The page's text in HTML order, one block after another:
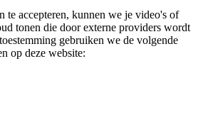
te accepteren, kunnen we je video's of
tonen die door externe providers wordt
gebruiken we de volgende
op deze website: